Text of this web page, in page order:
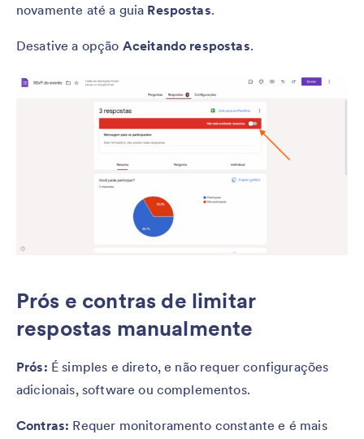
novamente até a guia Respostas.
Desative a opção Aceitando respostas.
Prós e contras de limitar
respostas manualmente
Prós: É simples e direto, e não requer configurações
adicionais, software ou complementos.
Contras: Requer monitoramento constante e é mais